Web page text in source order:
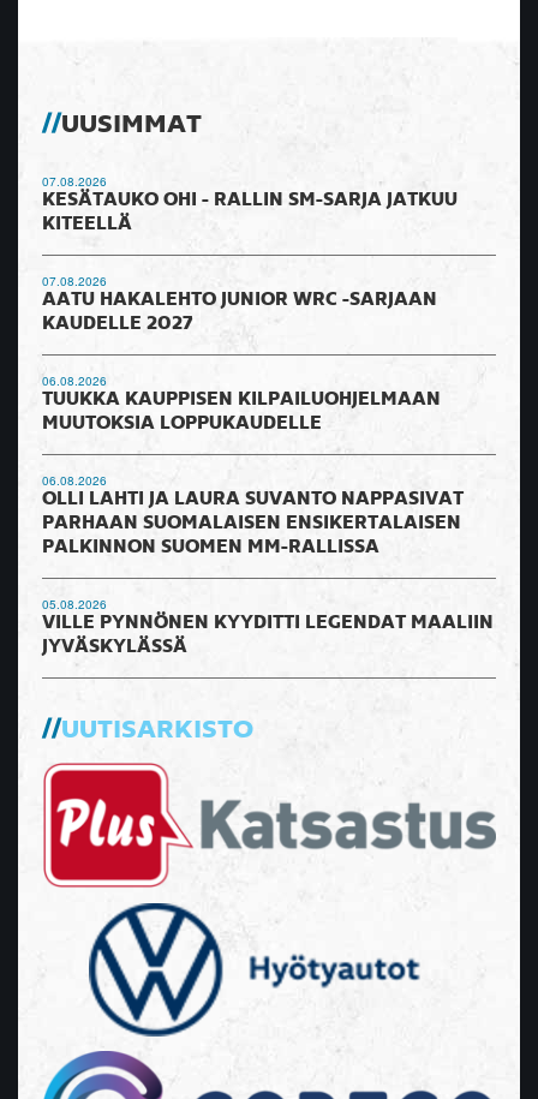
UUSIMMAT
07.08.2026
KESÄTAUKO OHI - RALLIN SM-SARJA JATKUU
KITEELLÄ
07.08.2026
AATU HAKALEHTO JUNIOR WRC -SARJAAN
KAUDELLE 2027
06.08.2026
TUUKKA KAUPPISEN KILPAILUOHJELMAAN
MUUTOKSIA LOPPUKAUDELLE
06.08.2026
OLLI LAHTI JA LAURA SUVANTO NAPPASIVAT
PARHAAN SUOMALAISEN ENSIKERTALAISEN
PALKINNON SUOMEN MM-RALLISSA
05.08.2026
VILLE PYNNÖNEN KYYDITTI LEGENDAT MAALIIN
JYVÄSKYLÄSSÄ
UUTISARKISTO